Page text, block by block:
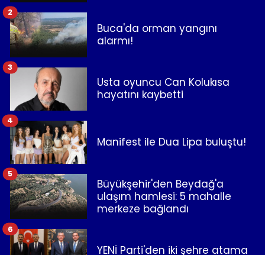
Buca'da orman yangını
alarmı!
2
Usta oyuncu Can Kolukısa
hayatını kaybetti
3
Manifest ile Dua Lipa buluştu!
4
Büyükşehir'den Beydağ'a
ulaşım hamlesi: 5 mahalle
merkeze bağlandı
5
YENİ Parti'den iki şehre atama
6